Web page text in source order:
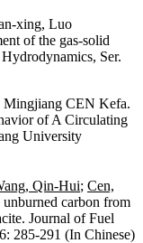
xing, Luo
of the gas-solid
Ser.
CEN Kefa.
of A Circulating
University
Qin-Hui; Cen,
carbon from
Journal of Fuel
285-291 (In Chinese)